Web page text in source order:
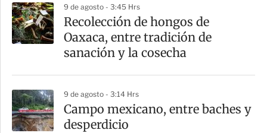
a
r
t
9 de agosto - 3:45 Hrs
Recolección de hongos de
Oaxaca, entre tradición de
sanación y la cosecha
9 de agosto - 3:14 Hrs
Campo mexicano, entre baches y
desperdicio